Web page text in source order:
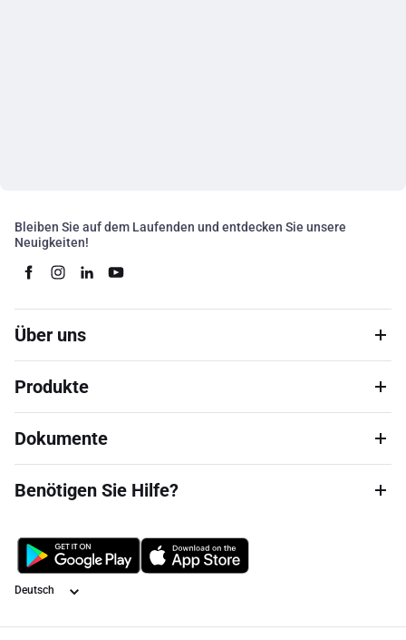
Bleiben Sie auf dem Laufenden und entdecken Sie unsere
Neuigkeiten!
Über uns
Produkte
Dokumente
Benötigen Sie Hilfe?
Sprache